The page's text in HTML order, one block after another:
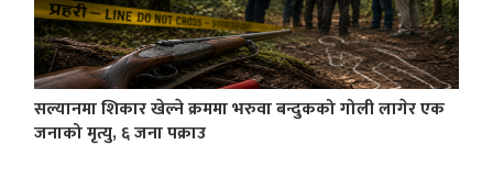
सल्यानमा शिकार खेल्ने क्रममा भरुवा बन्दुकको गोली लागेर एक
जनाको मृत्यु, ६ जना पक्राउ